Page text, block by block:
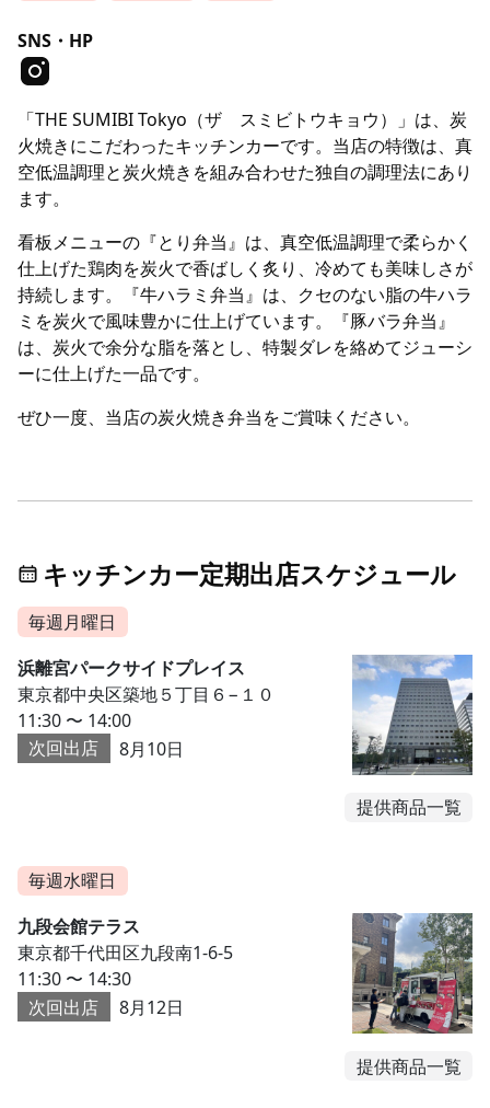
SNS・HP
「THE SUMIBI Tokyo（ザ スミビトウキョウ）」は、炭
火焼きにこだわったキッチンカーです。当店の特徴は、真
空低温調理と炭火焼きを組み合わせた独自の調理法にあり
ます。
看板メニューの『とり弁当』は、真空低温調理で柔らかく
仕上げた鶏肉を炭火で香ばしく炙り、冷めても美味しさが
持続します。『牛ハラミ弁当』は、クセのない脂の牛ハラ
ミを炭火で風味豊かに仕上げています。『豚バラ弁当』
は、炭火で余分な脂を落とし、特製ダレを絡めてジューシ
ーに仕上げた一品です。
ぜひ一度、当店の炭火焼き弁当をご賞味ください。
キッチンカー定期出店スケジュール
毎週月曜日
浜離宮パークサイドプレイス
東京都中央区築地５丁目６−１０
11:30 〜 14:00
次回出店
8月10日
提供商品一覧
毎週水曜日
九段会館テラス
東京都千代田区九段南1-6-5
11:30 〜 14:30
次回出店
8月12日
提供商品一覧